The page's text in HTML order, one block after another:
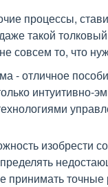
процессы,
такой
совсем то, что
- отличное
интуитивно-
изобрести
точные